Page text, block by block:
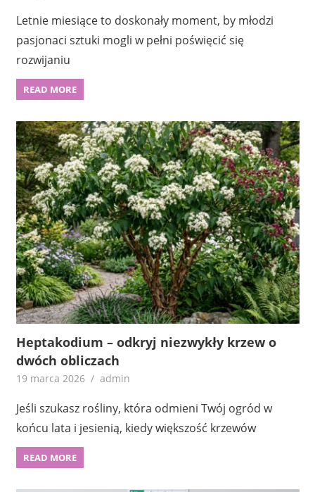
Letnie miesiące to doskonały moment, by młodzi
pasjonaci sztuki mogli w pełni poświęcić się
rozwijaniu
READ MORE
Heptakodium – odkryj niezwykły krzew o
dwóch obliczach
19 marca 2026 admin
Jeśli szukasz rośliny, która odmieni Twój ogród w
końcu lata i jesienią, kiedy większość krzewów
READ MORE